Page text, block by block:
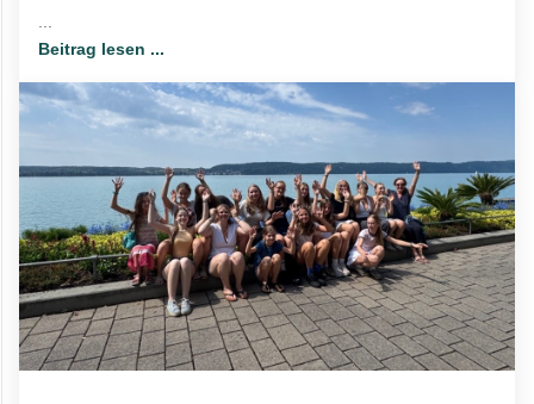
Beitrag lesen ...